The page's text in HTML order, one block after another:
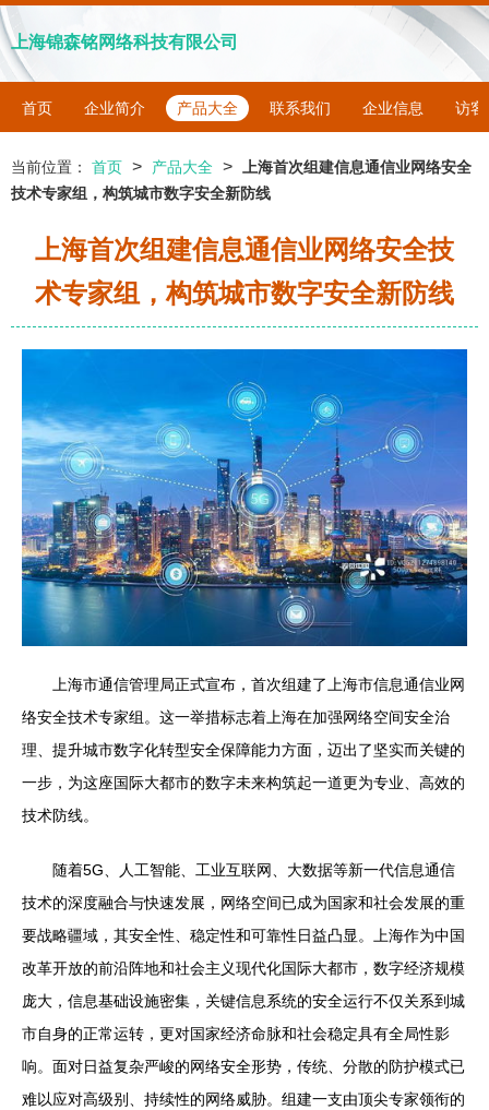
上海锦森铭网络科技有限公司
首页 企业简介 产品大全 联系我们 企业信息 访客
当前位置： 首页 > 产品大全 >
上海首次组建信息通信业网络安全
技术专家组，构筑城市数字安全新防线
上海首次组建信息通信业网络安全技
术专家组，构筑城市数字安全新防线
上海市通信管理局正式宣布，首次组建了上海市信息通信业网
络安全技术专家组。这一举措标志着上海在加强网络空间安全治
理、提升城市数字化转型安全保障能力方面，迈出了坚实而关键的
一步，为这座国际大都市的数字未来构筑起一道更为专业、高效的
技术防线。
随着5G、人工智能、工业互联网、大数据等新一代信息通信
技术的深度融合与快速发展，网络空间已成为国家和社会发展的重
要战略疆域，其安全性、稳定性和可靠性日益凸显。上海作为中国
改革开放的前沿阵地和社会主义现代化国际大都市，数字经济规模
庞大，信息基础设施密集，关键信息系统的安全运行不仅关系到城
市自身的正常运转，更对国家经济命脉和社会稳定具有全局性影
响。面对日益复杂严峻的网络安全形势，传统、分散的防护模式已
难以应对高级别、持续性的网络威胁。组建一支由顶尖专家领衔的